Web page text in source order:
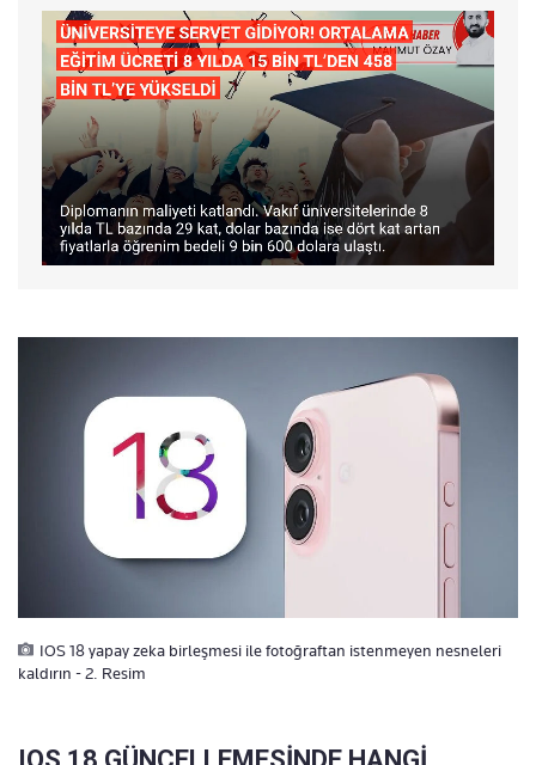
IOS 18 yapay zeka birleşmesi ile fotoğraftan istenmeyen nesneleri
kaldırın - 2. Resim